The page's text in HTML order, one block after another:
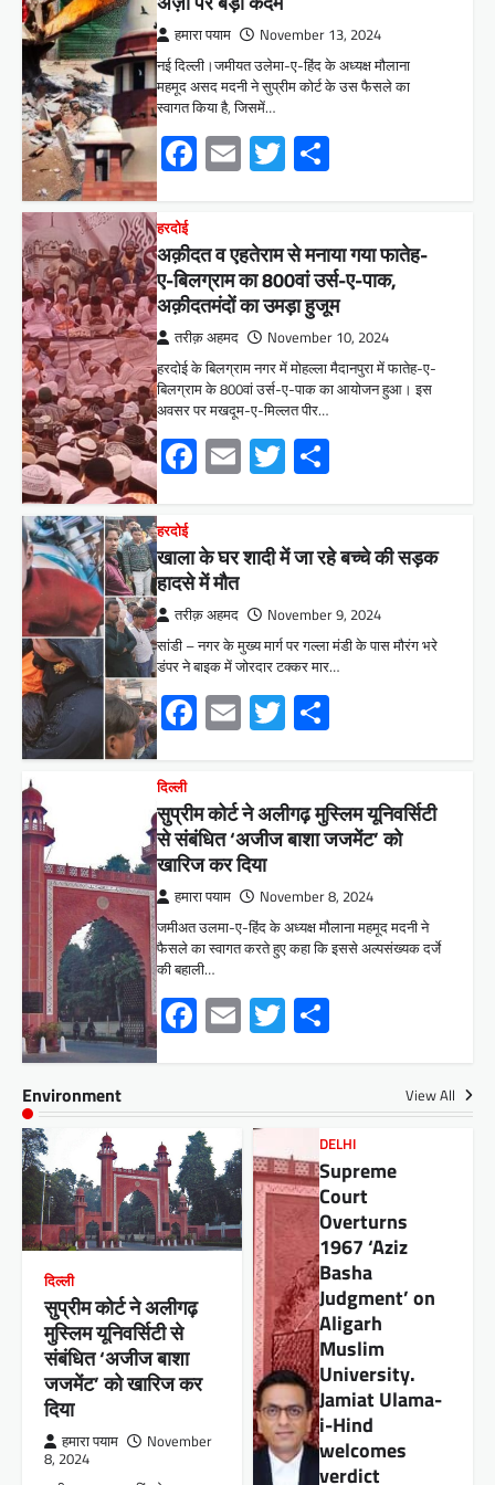
हमारा पयाम November 13, 2024
नई दिल्ली।जमीयत उलेमा-ए-हिंद के अध्यक्ष मौलाना
महमूद असद मदनी ने सुप्रीम कोर्ट के उस फैसले का
स्वागत किया है, जिसमें…
Facebook
EmailTwitter
हरदोई
अक़ीदत व एहतेराम से मनाया गया फातेह-
ए-बिलग्राम का 800वां उर्स-ए-पाक,
अक़ीदतमंदों का उमड़ा हुजूम
तरीक़ अहमद November 10, 2024
हरदोई के बिलग्राम नगर में मोहल्ला मैदानपुरा में फातेह-ए-
बिलग्राम के 800वां उर्स-ए-पाक का आयोजन हुआ। इस
अवसर पर मखदूम-ए-मिल्लत पीर…
Facebook
EmailTwitter
हरदोई
खाला के घर शादी में जा रहे बच्चे की सड़क
हादसे में मौत
तरीक़ अहमद November 9, 2024
सांडी – नगर के मुख्य मार्ग पर गल्ला मंडी के पास मौरंग भरे
डंपर ने बाइक में जोरदार टक्कर मार…
Facebook
EmailTwitter
दिल्ली
सुप्रीम कोर्ट ने अलीगढ़ मुस्लिम यूनिवर्सिटी
से संबंधित ‘अजीज बाशा जजमेंट’ को
खारिज कर दिया
हमारा पयाम November 8, 2024
जमीअत उलमा-ए-हिंद के अध्यक्ष मौलाना महमूद मदनी ने
फैसले का स्वागत करते हुए कहा कि इससे अल्पसंख्यक दर्जे
की बहाली…
Facebook
EmailTwitter
Environment View All
दिल्ली
सुप्रीम कोर्ट ने अलीगढ़
मुस्लिम यूनिवर्सिटी से
संबंधित ‘अजीज बाशा
जजमेंट’ को खारिज कर
दिया
हमारा पयाम
November
8, 2024
DELHI
Supreme
Court
Overturns
1967 ‘Aziz
Basha
Judgment’ on
Aligarh
Muslim
University.
Jamiat Ulama-
i-Hind
welcomes
verdict
बिहार,शिक्षा
बिहार: उर्दू विद्यालयों में ई-शिक्षा कोष ऐप में